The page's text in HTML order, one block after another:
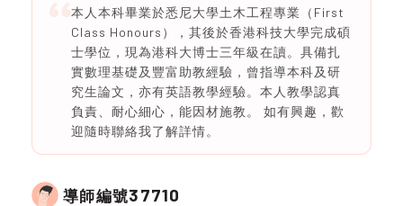
本人本科畢業於悉尼大學土木工程專業（First
Class Honours），其後於香港科技大學完成碩
士學位，現為港科大博士三年級在讀。具備扎
實數理基礎及豐富助教經驗，曾指導本科及研
究生論文，亦有英語教學經驗。本人教學認真
負責、耐心細心，能因材施教。 如有興趣，歡
迎隨時聯絡我了解詳情。
導師編號37710